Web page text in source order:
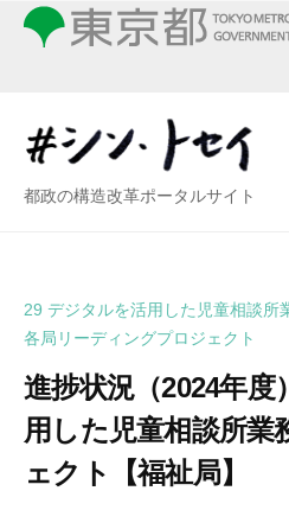
シ
セ
都政の構造改革ポータルサイト
29 デジタルを活用した児童相談所
各局リーディングプロジェクト
進捗状況（2024年
用した児童相談所業
ェクト【福祉局】
ン
イ